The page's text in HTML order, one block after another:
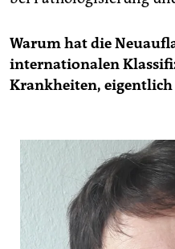
Warum hat die
internationalen
Krankheiten, eigentlich